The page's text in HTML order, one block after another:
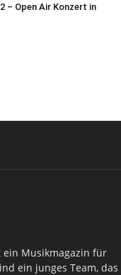
– Open Air Konzert in
ein Musikmagazin für
ein junges Team, das